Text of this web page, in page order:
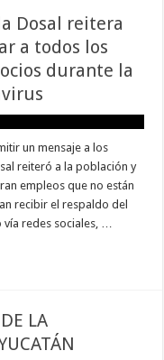
Dosal reitera
a todos los
durante la
un mensaje a los
reiteró a la población y
empleos que no están
recibir el respaldo del
vía redes sociales, …
LA